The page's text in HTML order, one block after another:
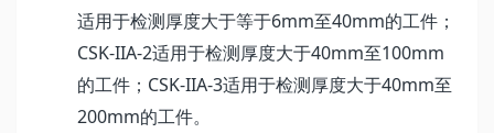
适用于检测厚度大于等于6mm至40mm的工件；
CSK-IIA-2适用于检测厚度大于40mm至100mm
的工件； CSK-IIA-3适用于检测厚度大于40mm至
200mm的工件。